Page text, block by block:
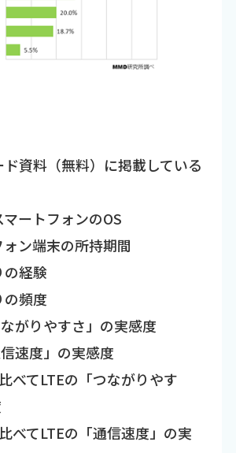
資料（無料）に掲載している
マートフォンのOS
ォン端末の所持期間
の経験
の頻度
ながりやすさ」の実感度
速度」の実感度
べてLTEの「つながりやす
べてLTEの「通信速度」の実